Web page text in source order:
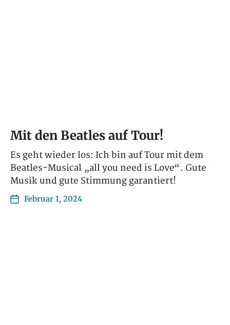
Mit den Beatles auf Tour!
Es geht wieder los: Ich bin auf Tour mit dem
Beatles-Musical „all you need is Love“. Gute
Musik und gute Stimmung garantiert!
Februar 1, 2024